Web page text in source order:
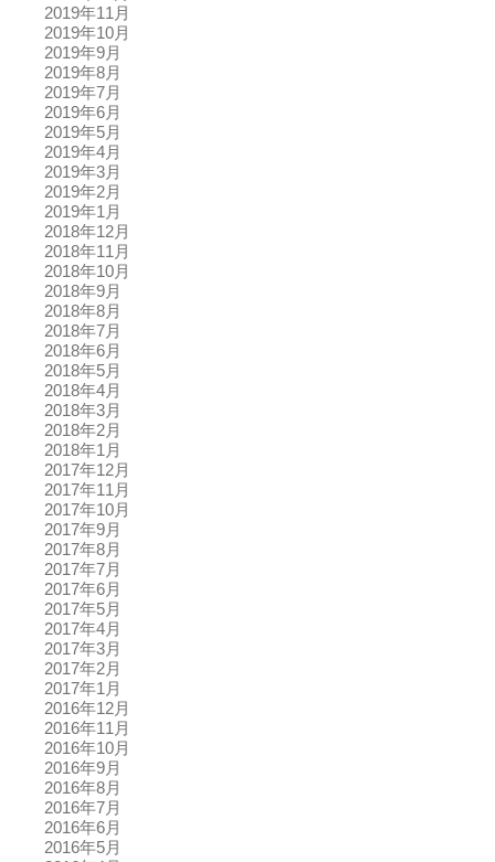
2019年11月
2019年10月
2019年9月
2019年8月
2019年7月
2019年6月
2019年5月
2019年4月
2019年3月
2019年2月
2019年1月
2018年12月
2018年11月
2018年10月
2018年9月
2018年8月
2018年7月
2018年6月
2018年5月
2018年4月
2018年3月
2018年2月
2018年1月
2017年12月
2017年11月
2017年10月
2017年9月
2017年8月
2017年7月
2017年6月
2017年5月
2017年4月
2017年3月
2017年2月
2017年1月
2016年12月
2016年11月
2016年10月
2016年9月
2016年8月
2016年7月
2016年6月
2016年5月